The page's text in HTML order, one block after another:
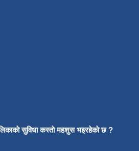
सुविधा कस्ताे महशुस भइरहेकाे छ ?